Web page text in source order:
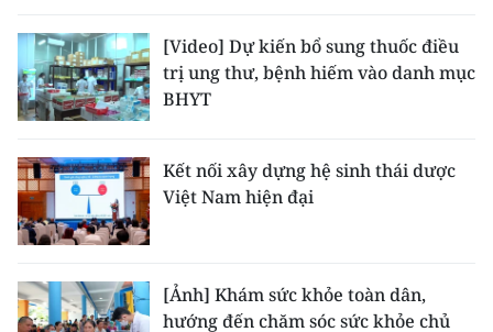
[Video] Dự kiến bổ sung thuốc điều
trị ung thư, bệnh hiếm vào danh mục
BHYT
Kết nối xây dựng hệ sinh thái dược
Việt Nam hiện đại
[Ảnh] Khám sức khỏe toàn dân,
hướng đến chăm sóc sức khỏe chủ